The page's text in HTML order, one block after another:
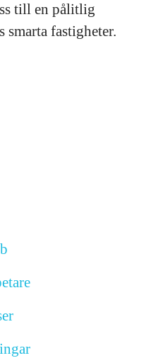
till en pålitlig
smarta fastigheter.